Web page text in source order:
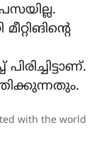
with the world